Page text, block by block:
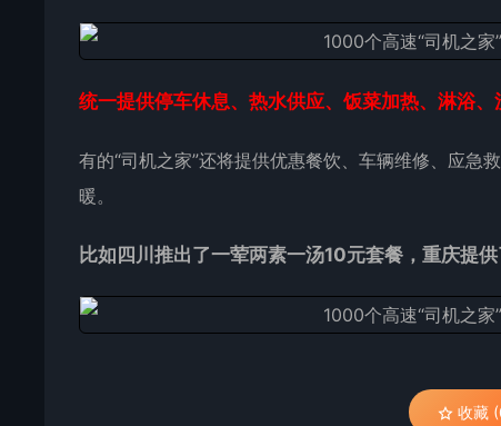
统一提供停车休息、热水供应、饭菜加热、淋浴、
有的“司机之家”还将提供优惠餐饮、车辆维修、应急
暖。
比如四川推出了一荤两素一汤10元套餐，重庆提
收藏